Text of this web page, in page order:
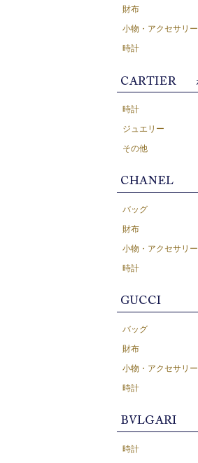
財布
小物・アクセサリー
時計
時計
ジュエリー
その他
バッグ
財布
小物・アクセサリー
時計
バッグ
財布
小物・アクセサリー
時計
時計